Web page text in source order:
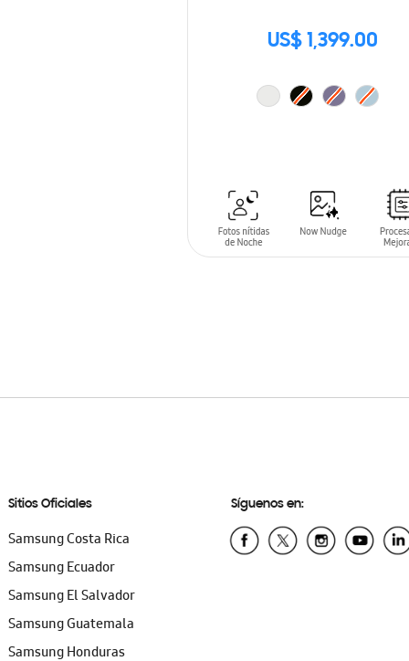
US$ 1,399.00
Sitios Oficiales
Samsung Costa Rica
Samsung Ecuador
Samsung El Salvador
Samsung Guatemala
Samsung Honduras
Síguenos en: